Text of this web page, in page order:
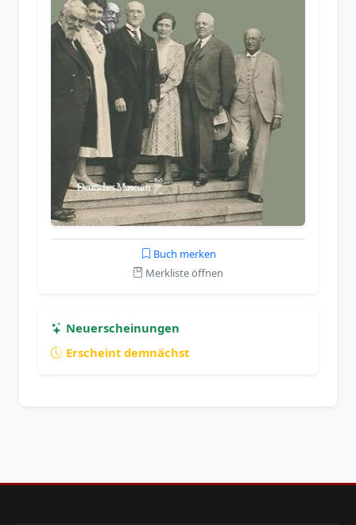
Buch merken
Merkliste öffnen
Neuerscheinungen
Erscheint demnächst